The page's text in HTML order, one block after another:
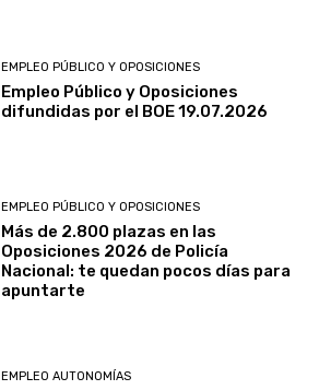
EMPLEO PÚBLICO Y OPOSICIONES
Empleo Público y Oposiciones
difundidas por el BOE 19.07.2026
EMPLEO PÚBLICO Y OPOSICIONES
Más de 2.800 plazas en las
Oposiciones 2026 de Policía
Nacional: te quedan pocos días para
apuntarte
EMPLEO AUTONOMÍAS